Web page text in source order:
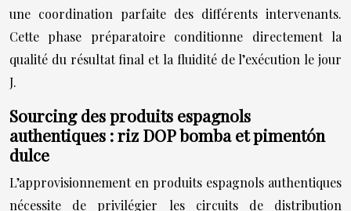
une coordination parfaite des différents intervenants.
Cette phase préparatoire conditionne directement la
qualité du résultat final et la fluidité de l’exécution le jour
J.
Sourcing des produits espagnols
authentiques : riz DOP bomba et pimentón
dulce
L’approvisionnement en produits espagnols authentiques
nécessite de privilégier les circuits de distribution